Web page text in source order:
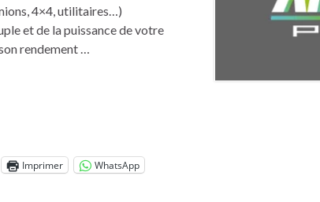
4×4, utilitaires…)
et de la puissance de votre
rendement …
Imprimer WhatsApp